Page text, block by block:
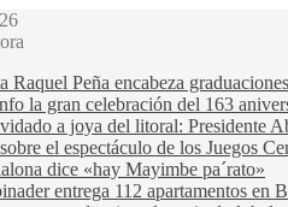
Raquel Peña encabeza
la gran celebración del 163
a joya del litoral: Presidente
el espectáculo de los Juegos
dice «hay Mayimbe pa´rato»
entrega 112 apartamentos en